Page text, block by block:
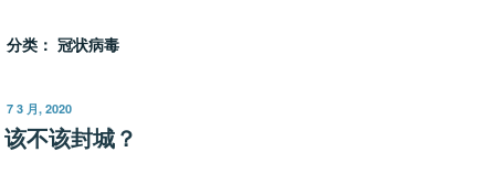
分类： 冠状病毒
发
布
于
7 3 月, 2020
该不该封城？